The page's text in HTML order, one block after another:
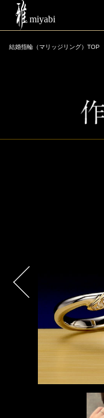
結婚指輪（マリッジリング）TOP